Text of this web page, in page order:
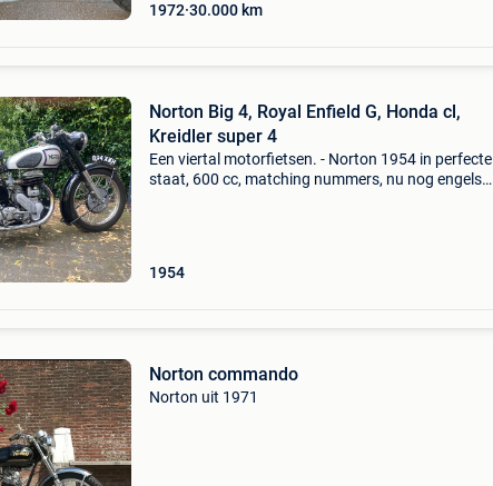
1972 30.000 km
Norton Big 4, Royal Enfield G, Honda cl,
Kreidler super 4
Een viertal motorfietsen. - Norton 1954 in perfecte
staat, 600 cc, matching nummers, nu nog engels
1954
Norton commando
Norton uit 1971